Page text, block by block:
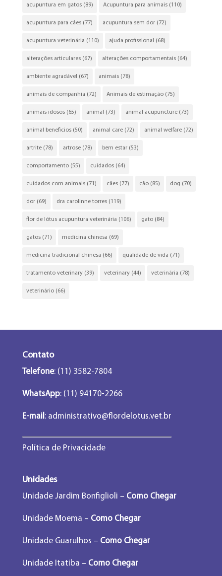
acupuntura em gatos(89) Acupuntura para animais(110)
acupuntura para cães(77) acupuntura sem dor(72)
acupuntura veterinária (110) ajuda profissional (68)
alterações articulares(67) alterações comportamentais(64)
ambiente agradável (67) animais(78)
animais de companhia (72) Animais de estimação(75)
animais idosos(65) animal (73) animal acupuncture(73)
animal beneficios(50) animal care(72) animal welfare(72)
artrite(78) artrose(78) bem estar(53)
comportamento(55) cuidados(64)
cuidados com animais(71) cães(77) cão(85) dog (70)
dor(69) dra carolinne torres(119)
flor de lótus acupuntura veterinária (106) gato(84)
gatos(71) medicina chinesa (69)
medicina tradicional chinesa (66) qualidade de vida (71)
tratamento veterinary(39) veterinary(44) veterinária (78)
veterinário(66)
Contato
Telefone: (11) 3582-7804
WhatsApp: (11) 94170-2266
E-mail :administrativo@flordelotus.vet.br
Política de Privacidade
Unidades
Unidade Jardim Bonfiglioli – Como Chegar
Unidade Moema – Como Chegar
Unidade Guarulhos – Como Chegar
Unidade Itatiba – Como Chegar